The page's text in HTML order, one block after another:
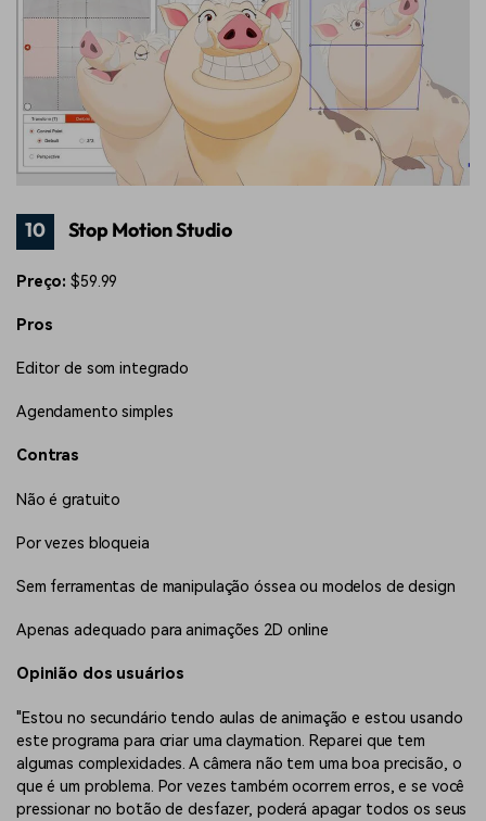
10 Stop Motion Studio
Preço: $59.99
Pros
Editor de som integrado
Agendamento simples
Contras
Não é gratuito
Por vezes bloqueia
Sem ferramentas de manipulação óssea ou modelos de design
Apenas adequado para animações 2D online
Opinião dos usuários
"Estou no secundário tendo aulas de animação e estou usando
este programa para criar uma claymation. Reparei que tem
algumas complexidades. A câmera não tem uma boa precisão, o
que é um problema. Por vezes também ocorrem erros, e se você
pressionar no botão de desfazer, poderá apagar todos os seus